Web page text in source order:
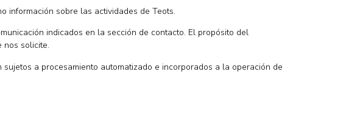
información sobre las actividades de Teots.
indicados en la sección de contacto. El propósito del
nos solicite.
a procesamiento automatizado e incorporados a la operación de